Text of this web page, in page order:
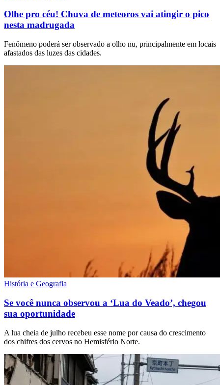
Olhe pro céu! Chuva de meteoros vai atingir o pico
nesta madrugada
Fenômeno poderá ser observado a olho nu, principalmente em locais
afastados das luzes das cidades.
História e Geografia
Se você nunca observou a ‘Lua do Veado’, chegou
sua oportunidade
A lua cheia de julho recebeu esse nome por causa do crescimento
dos chifres dos cervos no Hemisfério Norte.